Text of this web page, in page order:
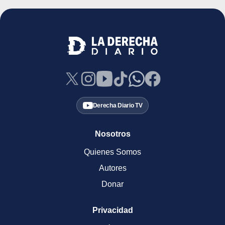
Derecha Diario TV
Nosotros
Quienes Somos
Autores
Donar
Privacidad